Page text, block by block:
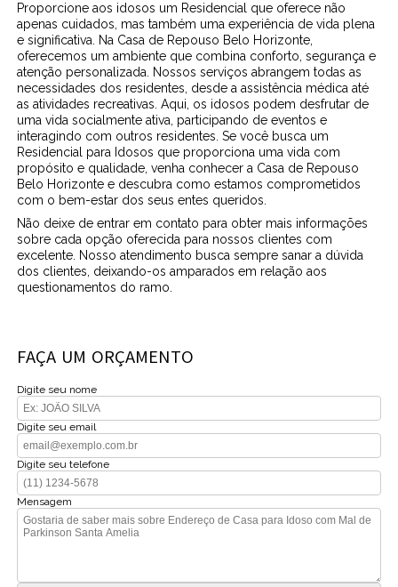
Proporcione aos idosos um Residencial que oferece não
apenas cuidados, mas também uma experiência de vida plena
e significativa. Na Casa de Repouso Belo Horizonte,
oferecemos um ambiente que combina conforto, segurança e
atenção personalizada. Nossos serviços abrangem todas as
necessidades dos residentes, desde a assistência médica até
as atividades recreativas. Aqui, os idosos podem desfrutar de
uma vida socialmente ativa, participando de eventos e
interagindo com outros residentes. Se você busca um
Residencial para Idosos que proporciona uma vida com
propósito e qualidade, venha conhecer a Casa de Repouso
Belo Horizonte e descubra como estamos comprometidos
com o bem-estar dos seus entes queridos.
Não deixe de entrar em contato para obter mais informações
sobre cada opção oferecida para nossos clientes com
excelente. Nosso atendimento busca sempre sanar a dúvida
dos clientes, deixando-os amparados em relação aos
questionamentos do ramo.
FAÇA UM ORÇAMENTO
Digite seu nome
Digite seu email
Digite seu telefone
Mensagem